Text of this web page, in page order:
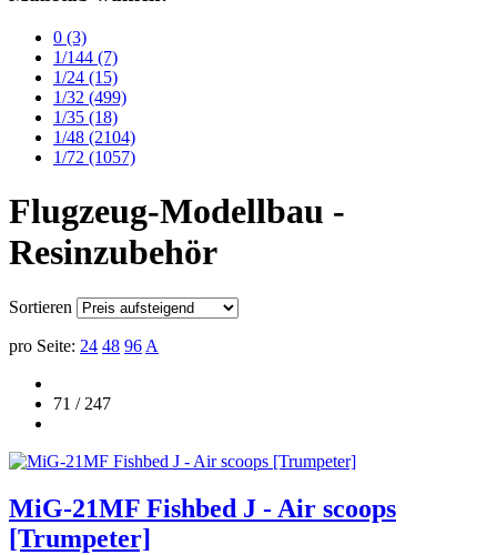
0 (3)
1/144 (7)
1/24 (15)
1/32 (499)
1/35 (18)
1/48 (2104)
1/72 (1057)
Flugzeug-Modellbau -
Resinzubehör
Sortieren
pro Seite: 24 48 96 A
71 / 247
MiG-21MF Fishbed J - Air scoops
[Trumpeter]